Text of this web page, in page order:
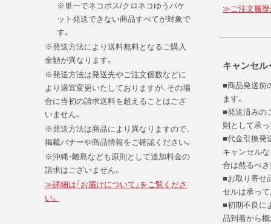
※単一でネコポス/クロネコゆうパケ
ット発送できない商品すべてが対象で
す。
※発送方法により送料無料となるご購入
金額が異なります。
※発送方法は発送先やご注文個数などに
より適宜変更いたしておりますが、その場
合に当初の請求送料を超えることはござ
いません。
※発送方法は商品により異なりますので、
掲載バナーや商品情報をご確認ください。
※沖縄・離島なども原則として追加料金の
請求はございません。
≫詳細は「お届けについて」をご覧くださ
い。
≫ご注文履歴
キャンセル
■商品発送前
ます。
■発送済みの
則として承
■代金引換発
キャンセル
合は然るべ
■お取り寄せ
セルは承っ
■初期不良に
品到着から概